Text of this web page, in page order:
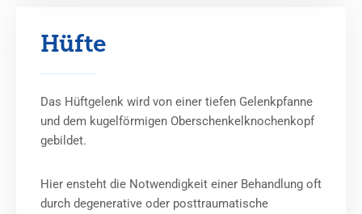
Hüfte
Das Hüftgelenk wird von einer tiefen Gelenkpfanne
und dem kugelförmigen Oberschenkelknochenkopf
gebildet.
Hier ensteht die Notwendigkeit einer Behandlung oft
durch degenerative oder posttraumatische